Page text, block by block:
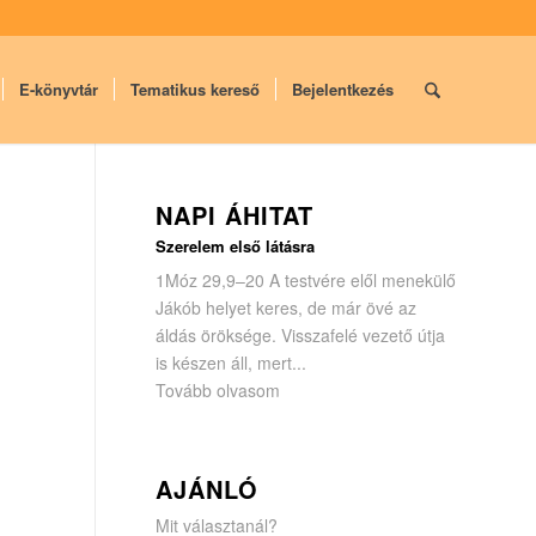
E-könyvtár Tematikus kereső Bejelentkezés
NAPI ÁHITAT
Szerelem első látásra
1Móz 29,9–20 A testvére elől menekülő
Jákób helyet keres, de már övé az
áldás öröksége. Visszafelé vezető útja
is készen áll, mert...
Tovább olvasom
AJÁNLÓ
Mit választanál?